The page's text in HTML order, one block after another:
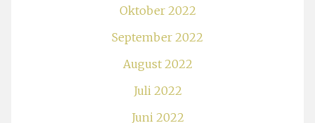
Oktober 2022
September 2022
August 2022
Juli 2022
Juni 2022